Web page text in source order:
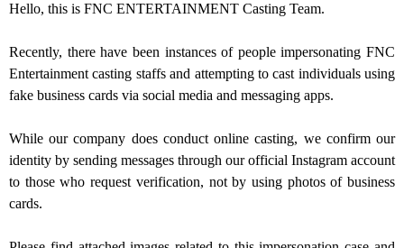
Hello, this is FNC ENTERTAINMENT Casting Team.
Recently, there have been instances of people impersonating FNC
Entertainment casting staffs and attempting to cast individuals using
fake business cards via social media and messaging apps.
While our company does conduct online casting, we confirm our
identity by sending messages through our official Instagram account
to those who request verification, not by using photos of business
cards.